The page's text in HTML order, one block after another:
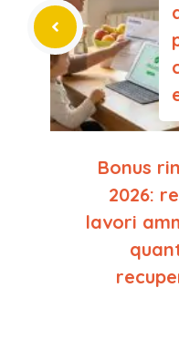
Bonus
2026:
lavori